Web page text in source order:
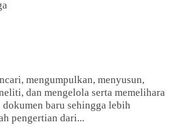
mengumpulkan, menyusun,
dan mengelola serta memelihara
baru sehingga lebih
pengertian dari...